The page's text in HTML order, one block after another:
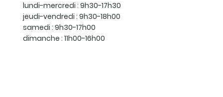
lundi-mercredi : 9h30-17h30
jeudi-vendredi : 9h30-18h00
samedi : 9h30-17h00
dimanche : 11h00-16h00